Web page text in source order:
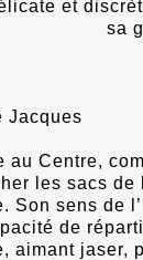
et
sa
Jacques
au Centre,
les sacs de
Son sens de
de
aimant jaser,